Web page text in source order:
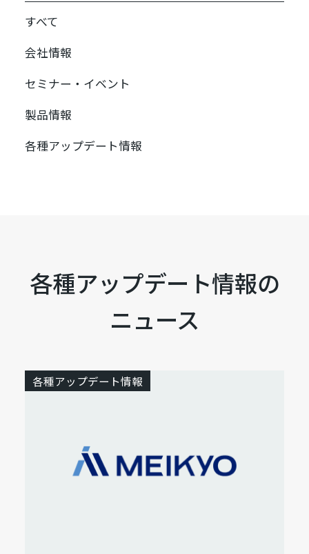
すべて
会社情報
セミナー・イベント
製品情報
各種アップデート情報
各種アップデート情報の
ニュース
各種アップデート情報